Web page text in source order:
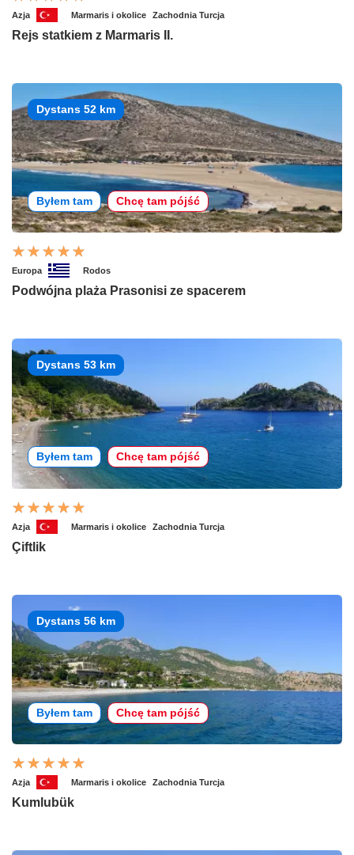
Azja Marmaris i okolice Zachodnia Turcja
Rejs statkiem z Marmaris II.
Dystans 52 km
Byłem tam Chcę tam pójść
Europa Rodos
Podwójna plaża Prasonisi ze spacerem
Dystans 53 km
Byłem tam Chcę tam pójść
Azja Marmaris i okolice Zachodnia Turcja
Çiftlik
Dystans 56 km
Byłem tam Chcę tam pójść
Azja Marmaris i okolice Zachodnia Turcja
Kumlubük